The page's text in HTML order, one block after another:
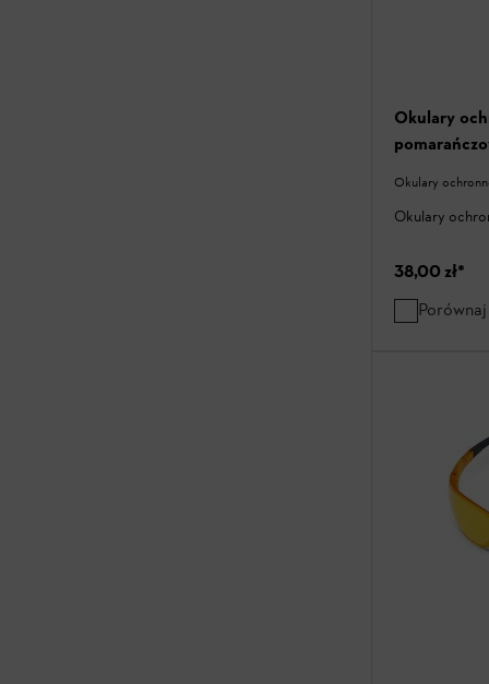
Okulary
Okulary
Okulary
38,00 zł*
Porównaj